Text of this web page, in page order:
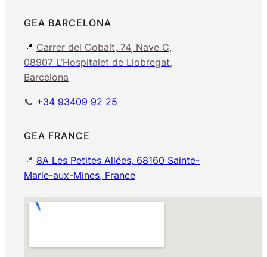
GEA BARCELONA
📍 Carrer del Cobalt, 74, Nave C,
08907 L’Hospitalet de Llobregat,
Barcelona
📞 +34 93409 92 25
GEA FRANCE
📍 8A Les Petites Allées, 68160 Sainte-
Marie-aux-Mines, France